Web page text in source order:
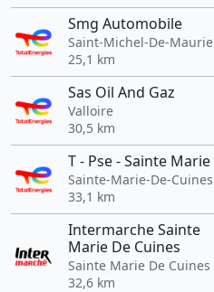
Smg Automobile
Saint-Michel-De-
25,1 km
Sas Oil And Gaz
Valloire
30,5 km
T - Pse - Sainte Marie
Sainte-Marie-De-Cuines
33,1 km
Intermarche Sainte
Marie De Cuines
Sainte Marie De Cuines
32,6 km